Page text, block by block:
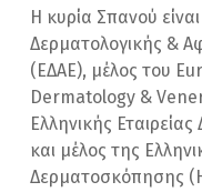
Η κυρία Σπανού
Δερματολογικής &
(ΕΔΑΕ), μέλος του
Dermatology &
Ελληνικής
και μέλος της
Δερματοσκόπησης